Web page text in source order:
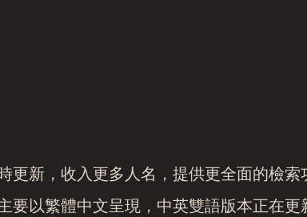
更新，收入更多人名，提供更全面的檢索
要以繁體中文呈現，中英雙語版本正在更